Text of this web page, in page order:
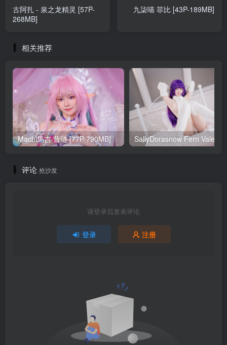
古阿扎 - 泉之龙精灵 [57P-
268MB]
九柒喵 菲比 [43P-189MB]
相关推荐
Machi馬吉 昔涟 [77P-790MB]
评论 抢沙发
请登录后发表评论
登录 注册